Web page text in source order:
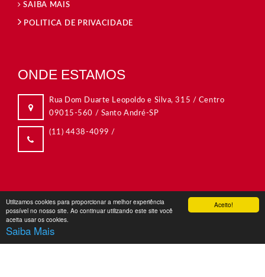
Aceito!
Utilizamos cookies para proporcionar a melhor experiência
possível no nosso site. Ao continuar utilizando este site você
aceita usar os cookies.
Saiba Mais
SAIBA MAIS
POLITICA DE PRIVACIDADE
ONDE ESTAMOS
Rua Dom Duarte Leopoldo e Silva, 315 / Centro
09015-560 / Santo André-SP
(11) 4438-4099 /
Copyright © 2026 -Grafiara. Todos Os Direitos Reservados